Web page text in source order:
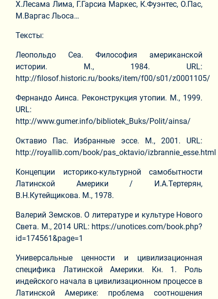
Х.Лесама Лима, Г.Гарсиа Маркес, К.Фуэнтес, О.Пас,
М.Варгас Льоса…
Тексты:
Леопольдо Сеа. Философия американской
истории. М., 1984. URL:
http://filosof.historic.ru/books/item/f00/s01/z0001105/
Фернандо Аинса. Реконструкция утопии. М., 1999.
URL:
http://www.gumer.info/bibliotek_Buks/Polit/ainsa/
Октавио Пас. Избранные эссе. М., 2001. URL:
http://royallib.com/book/pas_oktavio/izbrannie_esse.html
Концепции историко-культурной самобытности
Латинской Америки / И.А.Тертерян,
В.Н.Кутейщикова. М., 1978.
Валерий Земсков. О литературе и культуре Нового
Света. М., 2014 URL: https://unotices.com/book.php?
id=174561&page=1
Универсальные ценности и цивилизационная
специфика Латинской Америки. Кн. 1. Роль
индейского начала в цивилизационном процессе в
Латинской Америке: проблема соотношения